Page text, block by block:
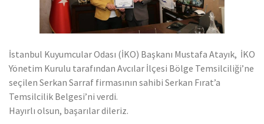
İstanbul Kuyumcular Odası (İKO) Başkanı Mustafa Atayık, İKO
Yönetim Kurulu tarafından Avcılar İlçesi Bölge Temsilciliği’ne
seçilen Serkan Sarraf firmasının sahibi Serkan Fırat’a
Temsilcilik Belgesi’ni verdi.
Hayırlı olsun, başarılar dileriz.